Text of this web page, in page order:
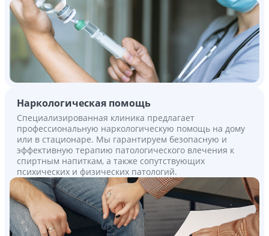
Наркологическая помощь
Специализированная клиника предлагает
профессиональную наркологическую помощь на дому
или в стационаре. Мы гарантируем безопасную и
эффективную терапию патологического влечения к
спиртным напиткам, а также сопутствующих
психических и физических патологий.